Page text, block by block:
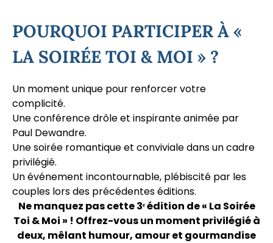
POURQUOI PARTICIPER À «
LA SOIRÉE TOI & MOI » ?
Un moment unique pour renforcer votre
complicité.
Une conférence drôle et inspirante animée par
Paul Dewandre.
Une soirée romantique et conviviale dans un cadre
privilégié.
Un événement incontournable, plébiscité par les
couples lors des précédentes éditions.
Ne manquez pas cette 3ᵉ édition de « La Soirée
Toi & Moi » ! Offrez-vous un moment privilégié à
deux, mêlant humour, amour et gourmandise